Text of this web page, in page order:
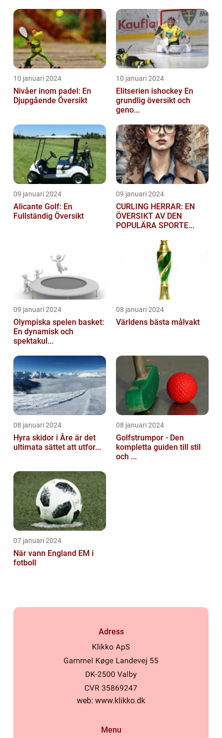
10 januari 2024
Nivåer inom padel: En
Djupgående Översikt
10 januari 2024
Elitserien ishockey En
grundlig översikt och
geno...
09 januari 2024
Alicante Golf: En
Fullständig Översikt
09 januari 2024
CURLING HERRAR: EN
ÖVERSIKT AV DEN
POPULÄRA SPORTE...
09 januari 2024
Olympiska spelen basket:
En dynamisk och
spektakul...
08 januari 2024
Världens bästa målvakt
08 januari 2024
Hyra skidor i Åre är det
ultimata sättet att utfor...
08 januari 2024
Golfstrumpor - Den
kompletta guiden till stil
och ...
07 januari 2024
När vann England EM i
fotboll
Adress
web: www.klikko.dk
Menu